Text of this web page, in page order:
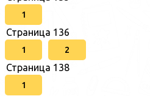
1
Страница 136
1 2
Страница 138
1